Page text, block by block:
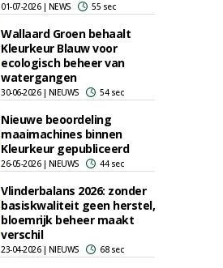
01-07-2026 | NEWS 55 sec
Wallaard Groen behaalt
Kleurkeur Blauw voor
ecologisch beheer van
watergangen
30-06-2026 | NIEUWS 54 sec
Nieuwe beoordeling
maaimachines binnen
Kleurkeur gepubliceerd
26-05-2026 | NIEUWS 44 sec
Vlinderbalans 2026: zonder
basiskwaliteit geen herstel,
bloemrijk beheer maakt
verschil
23-04-2026 | NIEUWS 68 sec